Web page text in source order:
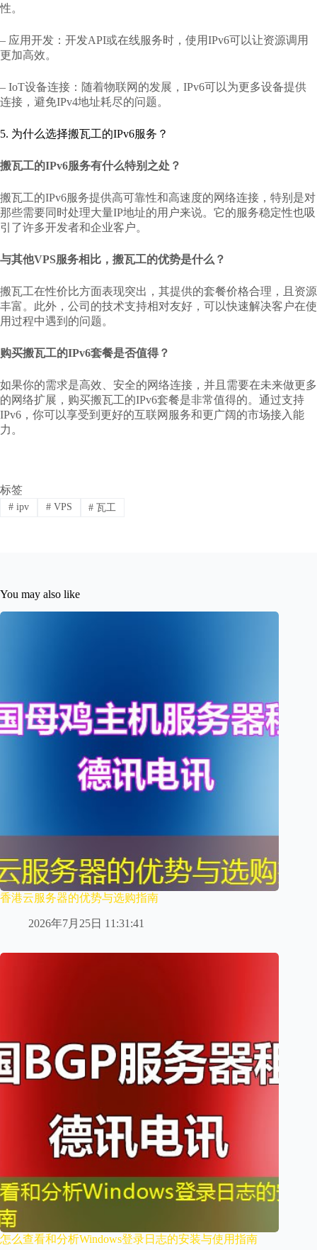
性。
– 应用开发：开发API或在线服务时，使用IPv6可以让资源调用
更加高效。
– IoT设备连接：随着物联网的发展，IPv6可以为更多设备提供
连接，避免IPv4地址耗尽的问题。
5. 为什么选择搬瓦工的IPv6服务？
搬瓦工的IPv6服务有什么特别之处？
搬瓦工的IPv6服务提供高可靠性和高速度的网络连接，特别是对
那些需要同时处理大量IP地址的用户来说。它的服务稳定性也吸
引了许多开发者和企业客户。
与其他VPS服务相比，搬瓦工的优势是什么？
搬瓦工在性价比方面表现突出，其提供的套餐价格合理，且资源
丰富。此外，公司的技术支持相对友好，可以快速解决客户在使
用过程中遇到的问题。
购买搬瓦工的IPv6套餐是否值得？
如果你的需求是高效、安全的网络连接，并且需要在未来做更多
的网络扩展，购买搬瓦工的IPv6套餐是非常值得的。通过支持
IPv6，你可以享受到更好的互联网服务和更广阔的市场接入能
力。
标签
#ipv #VPS # 瓦工
You may also like
香港云服务器的优势与选购指南
2026年7月25日 11:31:41
怎么查看和分析Windows登录日志的安装与使用指南